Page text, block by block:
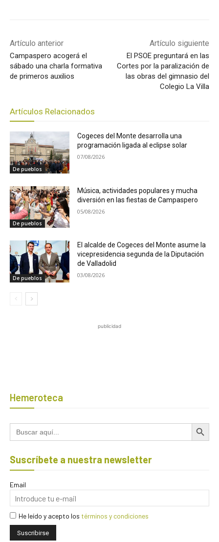
Artículo anterior
Campaspero acogerá el
sábado una charla formativa
de primeros auxilios
Artículo siguiente
El PSOE preguntará en las
Cortes por la paralización de
las obras del gimnasio del
Colegio La Villa
Artículos Relacionados
De pueblos
Cogeces del Monte desarrolla una
programación ligada al eclipse solar
07/08/2026
De pueblos
Música, actividades populares y mucha
diversión en las fiestas de Campaspero
05/08/2026
De pueblos
El alcalde de Cogeces del Monte asume la
vicepresidencia segunda de la Diputación
de Valladolid
03/08/2026
publicidad
Hemeroteca
Buscar: Botón de
Suscríbete a nuestra newsletter
Email
He leído y acepto los términos y condiciones